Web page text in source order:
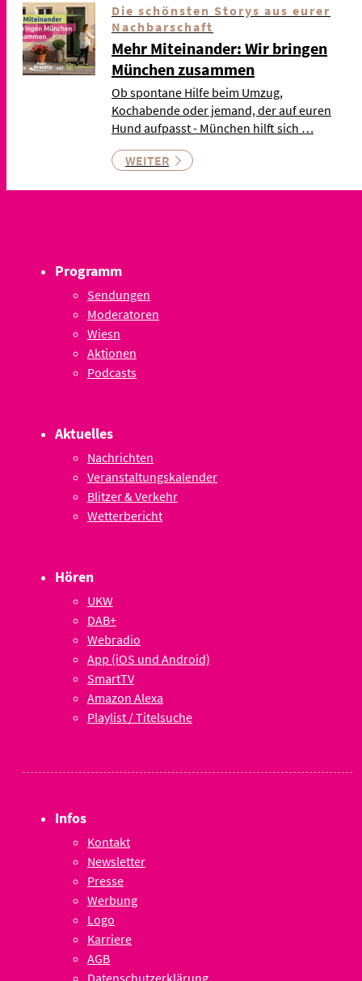
Die schönsten Storys aus eurer
Nachbarschaft
Mehr Miteinander: Wir bringen
München zusammen
Ob spontane Hilfe beim Umzug,
Kochabende oder jemand, der auf euren
Hund aufpasst - München hilft sich …
WEITER
Programm
Sendungen
Moderatoren
Wiesn
Aktionen
Podcasts
Aktuelles
Nachrichten
Veranstaltungskalender
Blitzer & Verkehr
Wetterbericht
Hören
UKW
DAB+
Webradio
App (iOS und Android)
SmartTV
Amazon Alexa
Playlist / Titelsuche
Infos
Kontakt
Newsletter
Presse
Werbung
Logo
Karriere
AGB